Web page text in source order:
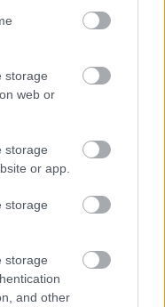
storage
web or
storage
or app.
storage
storage
and other
költség kalkulátor